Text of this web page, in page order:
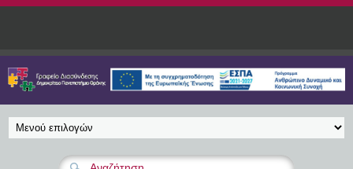
Παράκαμψη προς το κυρίως περιεχόμενο